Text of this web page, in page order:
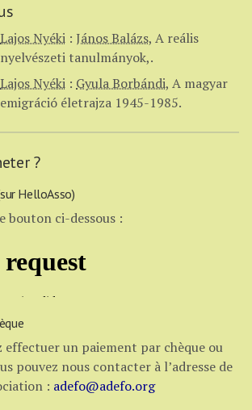
Lajos Nyéki : János Balázs, A reális
nyelvészeti tanulmányok,.
Lajos Nyéki : Gyula Borbándi, A magyar
emigráció életrajza 1945-1985.
?
HelloAsso)
bouton ci-dessous :
effectuer un paiement par chèque ou
pouvez nous contacter à l’adresse de
: adefo@adefo.org